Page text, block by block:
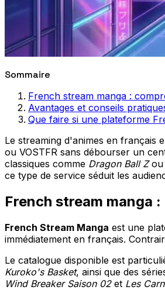
Sommaire
French stream manga :
Avantages et conseils
Que faire si une plateforme
Le streaming d'animes en français
ou VOSTFR sans débourser un
classiques comme Dragon Ball Zou
ce type de service séduit les
French stream manga
French Stream Manga est une
immédiatement en français.
Le catalogue disponible est
Kuroko's Basket, ainsi que des
Wind Breaker Saison 02et Les